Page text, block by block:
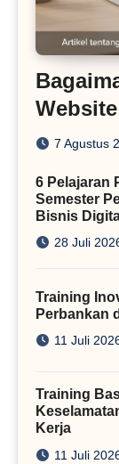
dengan
7 Agustus
6 Pelajaran
Semester
Bisnis
28 Juli
Training
Perbankan
11 Juli
Training
Kerja
11 Juli